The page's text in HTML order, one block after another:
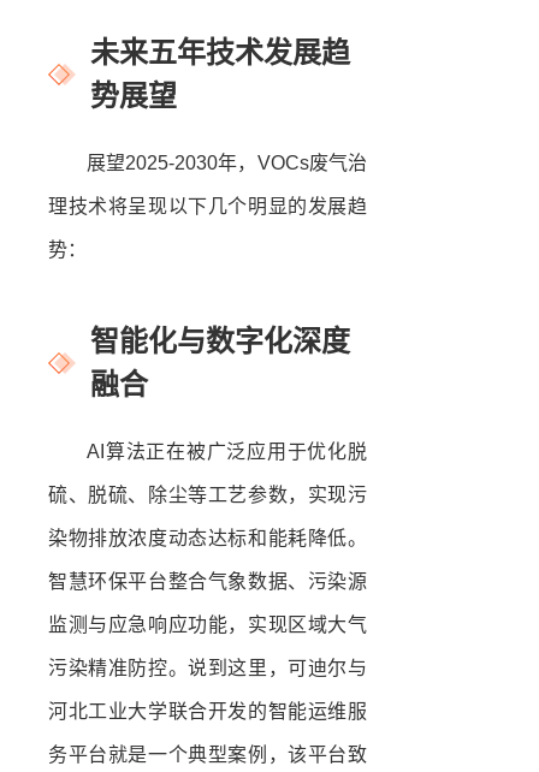
未来五年技术发展趋
势展望
展望2025-2030年，VOCs废气治
理技术将呈现以下几个明显的发展趋
势：
智能化与数字化深度
融合
AI算法正在被广泛应用于优化脱
硫、脱硫、除尘等工艺参数，实现污
染物排放浓度动态达标和能耗降低。
智慧环保平台整合气象数据、污染源
监测与应急响应功能，实现区域大气
污染精准防控。说到这里，可迪尔与
河北工业大学联合开发的智能运维服
务平台就是一个典型案例，该平台致